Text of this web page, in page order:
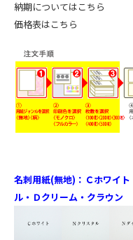
納期についてはこちら
価格表はこちら
名刺用紙(無地)：Ｃホワイ
ル・Ｄクリーム・クラウン